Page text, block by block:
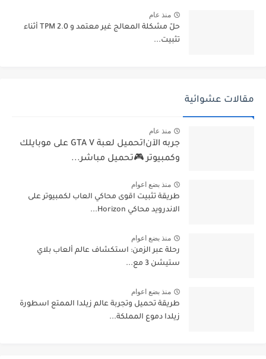
منذ عام
حلّ مشكلة المعالج غير معتمد و TPM 2.0 أثناء
تثبيت...
مقالات عشوائية
منذ عام
جربه الآن!تحميل لعبة GTA V على موبايلك
وكمبيوتر 🎮تحميل مباشر...
منذ بضع اعوام
طريقة تثبيت اقوى محاكي العاب لكمبيوتر على
الاندرويد محاكي Horizon...
منذ بضع اعوام
رحلة عبر الزمن: استكشاف عالم ألعاب بلاي
ستيشن 3 مع...
منذ بضع اعوام
طريقة تحميل وتجربة عالم زيلدا الممتع اسطورة
زيلدا دموع المملكة...